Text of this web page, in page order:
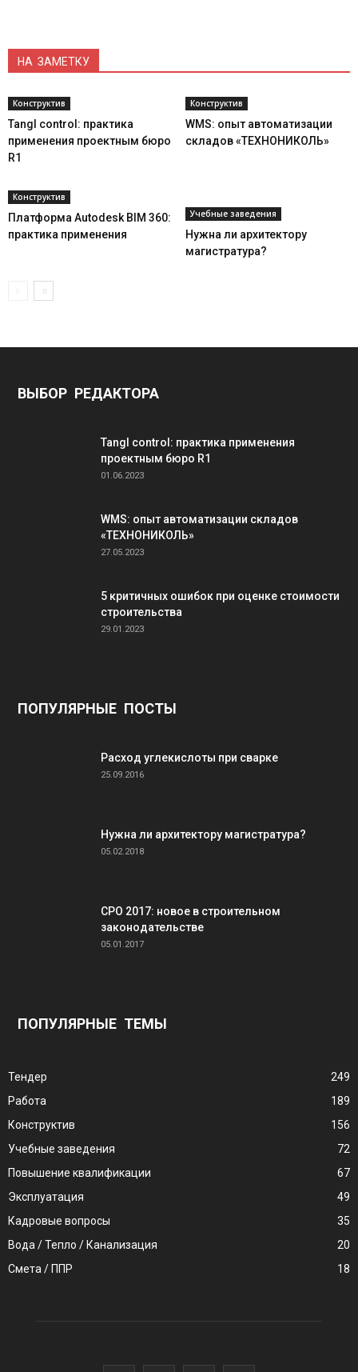
НА ЗАМЕТКУ
Конструктив
Tangl control: практика
применения проектным бюро
R1
Конструктив
WMS: опыт автоматизации
складов «ТЕХНОНИКОЛЬ»
Конструктив
Платформа Autodesk BIM 360:
практика применения
Учебные заведения
Нужна ли архитектору
магистратура?
ВЫБОР РЕДАКТОРА
Tangl control: практика применения
проектным бюро R1
01.06.2023
WMS: опыт автоматизации складов
«ТЕХНОНИКОЛЬ»
27.05.2023
5 критичных ошибок при оценке стоимости
строительства
29.01.2023
ПОПУЛЯРНЫЕ ПОСТЫ
Расход углекислоты при сварке
25.09.2016
Нужна ли архитектору магистратура?
05.02.2018
СРО 2017: новое в строительном
законодательстве
05.01.2017
ПОПУЛЯРНЫЕ ТЕМЫ
Тендер
249
Работа
189
Конструктив
156
Учебные заведения
72
Повышение квалификации
67
Эксплуатация
49
Кадровые вопросы
35
Вода / Тепло / Канализация
20
Смета / ППР
18